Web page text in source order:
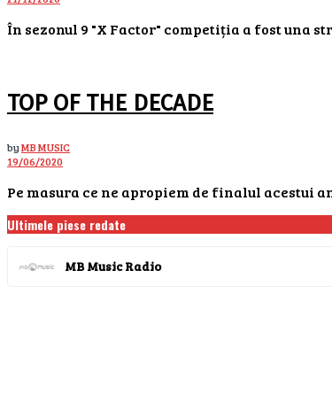
În sezonul 9 "X Factor" competiția a fost una
TOP OF THE DECADE
byMB MUSIC
19/06/2020
Pe masura ce ne apropiem de finalul acestui
Ultimele piese redate
MB Music Radio